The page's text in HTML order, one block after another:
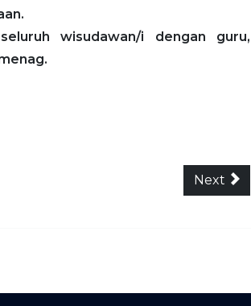
wisudawan/i dengan guru,
Next